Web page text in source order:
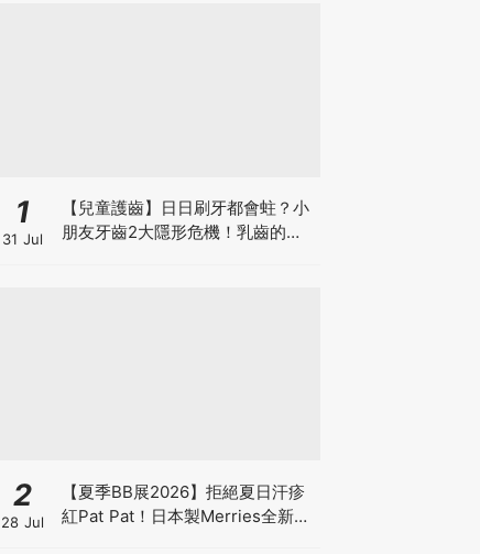
1
31 Jul
【兒童護齒】日日刷牙都會蛀？小
朋友牙齒2大隱形危機！乳齒的琺
2
28 Jul
【夏季BB展2026】拒絕夏日汗疹
紅Pat Pat！日本製Merries全新超